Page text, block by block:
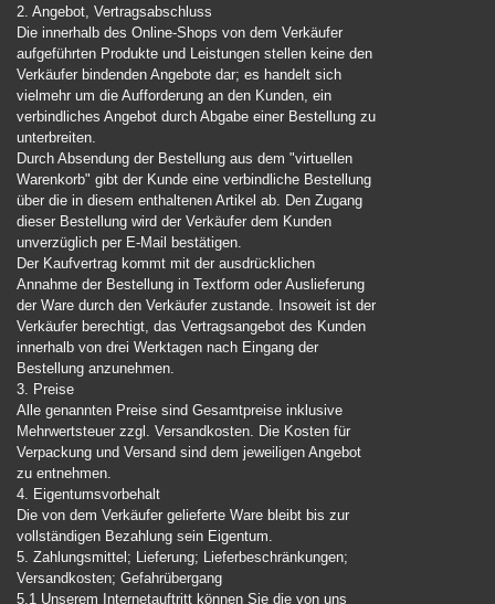
2. Angebot, Vertragsabschluss
Die innerhalb des Online-Shops von dem Verkäufer
aufgeführten Produkte und Leistungen stellen keine den
Verkäufer bindenden Angebote dar; es handelt sich
vielmehr um die Aufforderung an den Kunden, ein
verbindliches Angebot durch Abgabe einer Bestellung zu
unterbreiten.
Durch Absendung der Bestellung aus dem "virtuellen
Warenkorb" gibt der Kunde eine verbindliche Bestellung
über die in diesem enthaltenen Artikel ab. Den Zugang
dieser Bestellung wird der Verkäufer dem Kunden
unverzüglich per E-Mail bestätigen.
Der Kaufvertrag kommt mit der ausdrücklichen
Annahme der Bestellung in Textform oder Auslieferung
der Ware durch den Verkäufer zustande. Insoweit ist der
Verkäufer berechtigt, das Vertragsangebot des Kunden
innerhalb von drei Werktagen nach Eingang der
Bestellung anzunehmen.
3. Preise
Alle genannten Preise sind Gesamtpreise inklusive
Mehrwertsteuer zzgl. Versandkosten. Die Kosten für
Verpackung und Versand sind dem jeweiligen Angebot
zu entnehmen.
4. Eigentumsvorbehalt
Die von dem Verkäufer gelieferte Ware bleibt bis zur
vollständigen Bezahlung sein Eigentum.
5. Zahlungsmittel; Lieferung; Lieferbeschränkungen;
Versandkosten; Gefahrübergang
5.1 Unserem Internetauftritt können Sie die von uns